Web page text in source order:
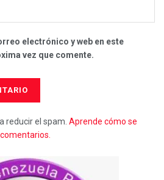
electrónico y web en este
vez que comente.
reducir el spam. Aprende cómo se